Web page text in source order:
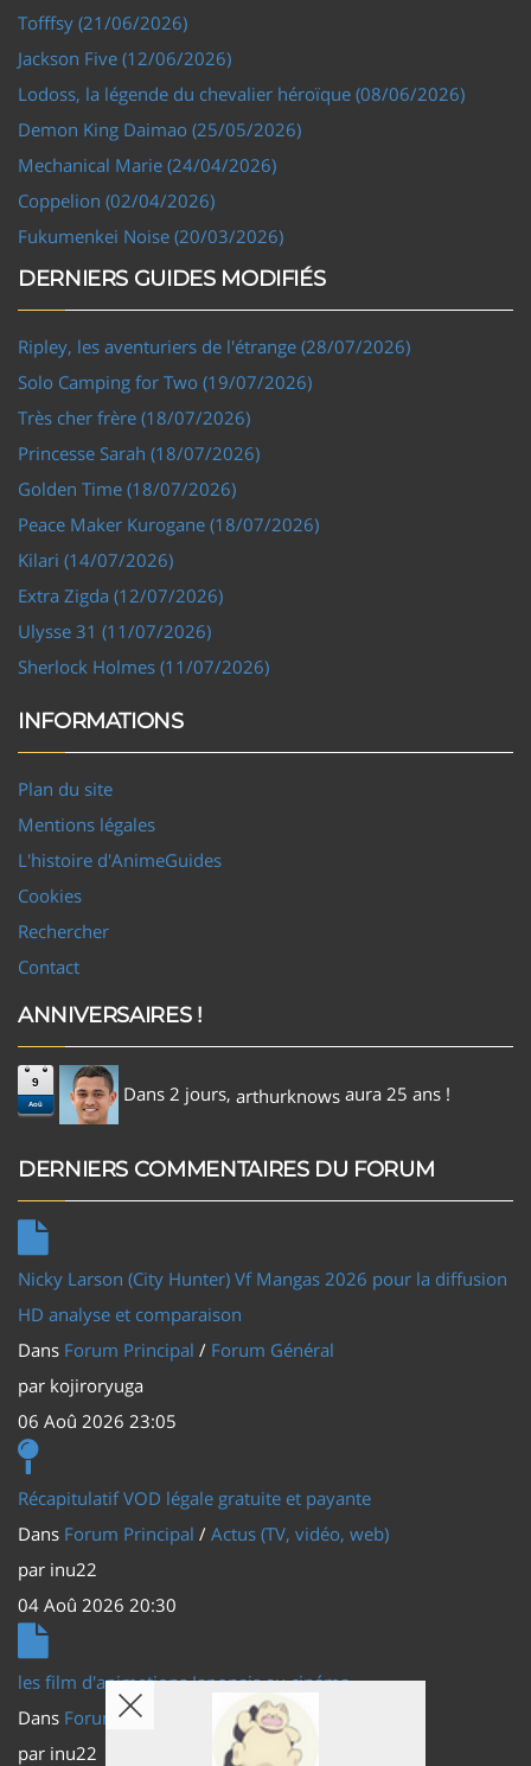
Tofffsy (21/06/2026)
Jackson Five (12/06/2026)
Lodoss, la légende du chevalier héroïque (08/06/2026)
Demon King Daimao (25/05/2026)
Mechanical Marie (24/04/2026)
Coppelion (02/04/2026)
Fukumenkei Noise (20/03/2026)
DERNIERS GUIDES MODIFIÉS
Ripley, les aventuriers de l'étrange (28/07/2026)
Solo Camping for Two (19/07/2026)
Très cher frère (18/07/2026)
Princesse Sarah (18/07/2026)
Golden Time (18/07/2026)
Peace Maker Kurogane (18/07/2026)
Kilari (14/07/2026)
Extra Zigda (12/07/2026)
Ulysse 31 (11/07/2026)
Sherlock Holmes (11/07/2026)
INFORMATIONS
Plan du site
Mentions légales
L'histoire d'AnimeGuides
Cookies
Rechercher
Contact
ANNIVERSAIRES !
9
Aoû Dans 2 jours, arthurknows aura 25 ans !
DERNIERS COMMENTAIRES DU FORUM
Nicky Larson (City Hunter) Vf Mangas 2026 pour la diffusion
HD analyse et comparaison
Dans Forum Principal / Forum Général
par kojiroryuga
06 Aoû 2026 23:05
Récapitulatif VOD légale gratuite et payante
Dans Forum Principal / Actus (TV, vidéo, web)
par inu22
04 Aoû 2026 20:30
les film d'animations Japonais au cinéma
Dans Forum Principal
Actus (TV, vidéo, web)
par inu22